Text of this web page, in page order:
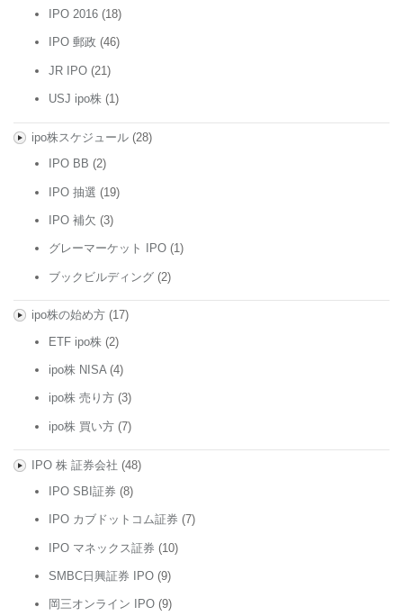
IPO 2016 (18)
IPO 郵政 (46)
JR IPO (21)
USJ ipo株 (1)
ipo株スケジュール(28)
IPO BB (2)
IPO 抽選 (19)
IPO 補欠 (3)
グレーマーケット IPO (1)
ブックビルディング (2)
ipo株の始め方(17)
ETF ipo株 (2)
ipo株 NISA(4)
ipo株 売り方 (3)
ipo株 買い方 (7)
IPO 株 証券会社 (48)
IPO SBI証券 (8)
IPO カブドットコム証券 (7)
IPO マネックス証券 (10)
SMBC日興証券 IPO (9)
岡三オンライン IPO (9)